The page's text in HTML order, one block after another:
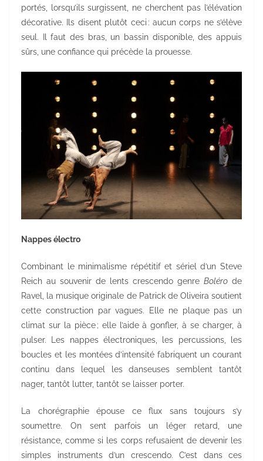
portés, lorsqu’ils surgissent, ne cherchent pas l’élévation
décorative. Ils disent plutôt ceci : aucun corps ne s’élève
seul. Il faut des bras, un bassin disponible, des appuis
sûrs, une confiance qui précède la prouesse.
Nappes électro
Combinant le minimalisme répétitif et sériel d’un Steve
Reich au souvenir de lents crescendo genre Boléro de
Ravel, la musique originale de Patrick de Oliveira soutient
cette construction par vagues. Elle ne plaque pas un
climat sur la pièce ; elle l’aide à gonfler, à se charger, à
pulser. Les nappes électroniques, les percussions, les
boucles et les montées d’intensité fabriquent un courant
continu dans lequel les danseuses semblent tantôt
nager, tantôt lutter, tantôt se laisser porter.
La chorégraphie épouse ce flux sans toujours s’y
soumettre. On sent parfois un léger retard, une
résistance, comme si les corps refusaient de devenir les
simples instruments d’un crescendo. C’est dans ces